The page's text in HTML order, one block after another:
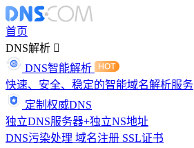
首页
DNS解析
DNS智能解析
快速、安全、稳定的智能域名解析服务
定制权威DNS
独立DNS服务器+独立NS地址
DNS污染处理 域名注册 SSL证书